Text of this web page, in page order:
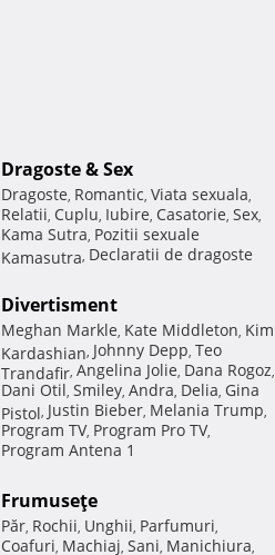
Dragoste & Sex
Dragoste, Romantic, Viata sexuala,
Relatii, Cuplu, Iubire, Casatorie, Sex,
Kama Sutra, Pozitii sexuale
Kamasutra, Declaratii de dragoste
Divertisment
Meghan Markle, Kate Middleton, Kim
Kardashian, Johnny Depp, Teo
Trandafir, Angelina Jolie, Dana Rogoz,
Dani Otil, Smiley, Andra, Delia, Gina
Pistol, Justin Bieber, Melania Trump,
Program TV, Program Pro TV,
Program Antena 1
Frumuseţe
Păr, Rochii, Unghii, Parfumuri,
Coafuri, Machiaj, Sani, Manichiura,